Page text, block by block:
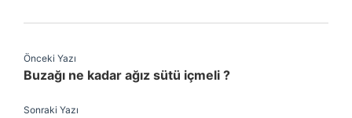
Önceki Yazı
Buzağı ne kadar ağız sütü içmeli ?
Sonraki Yazı